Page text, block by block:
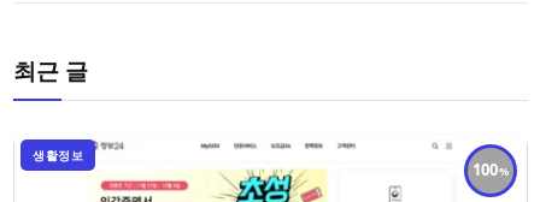
최근 글
100
생활정보